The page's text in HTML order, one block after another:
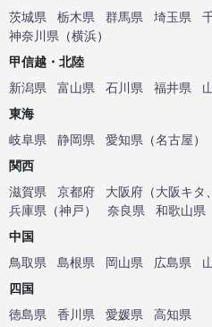
茨城県
栃木県 群馬県 埼玉県
神奈川県 （横浜）
甲信越・北陸
新潟県
富山県 石川県 福井県
東海
岐阜県
静岡県 愛知県 （名古屋）
関西
滋賀県
京都府 大阪府 （大阪キタ、
兵庫県 （神戸） 奈良県
和歌山県
中国
鳥取県
島根県 岡山県 広島県
四国
徳島県
香川県 愛媛県
高知県